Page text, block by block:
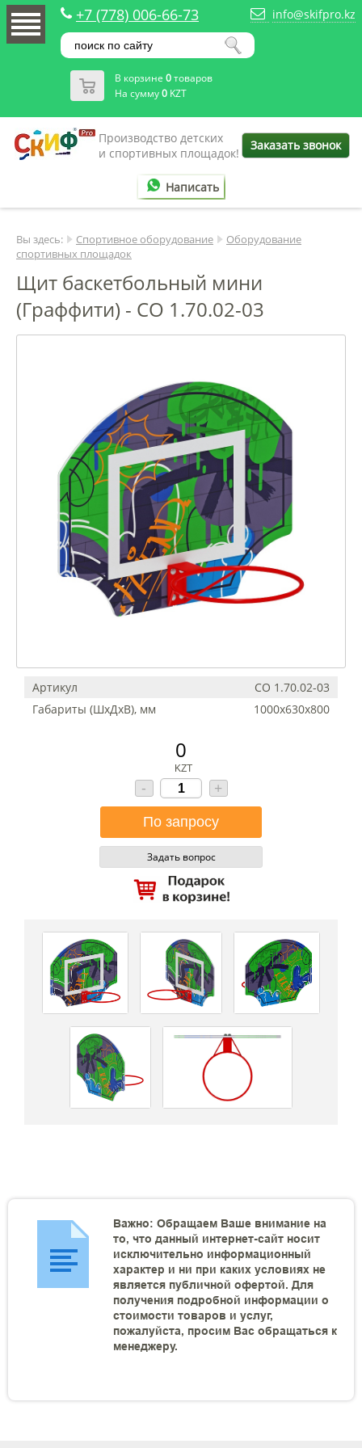
+7 (778) 006-66-73 info@skifpro.kz
В корзине 0товаров
На сумму0 KZT
Производство детских
и спортивных площадок!
Заказать звонок
Написать
Вы здесь: Спортивное оборудование
Оборудование
спортивных площадок
Щит баскетбольный мини
(Граффити) - СО 1.70.02-03
Артикул
СО 1.70.02-03
Габариты (ШхДхВ), мм
1000х630х800
0
KZT
- +
Задать вопрос
Важно: Обращаем Ваше внимание на
то, что данный интернет-сайт носит
исключительно информационный
характер и ни при каких условиях не
является публичной офертой. Для
получения подробной информации о
стоимости товаров и услуг,
пожалуйста, просим Вас обращаться к
менеджеру.